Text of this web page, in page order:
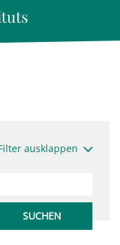
ausklappen